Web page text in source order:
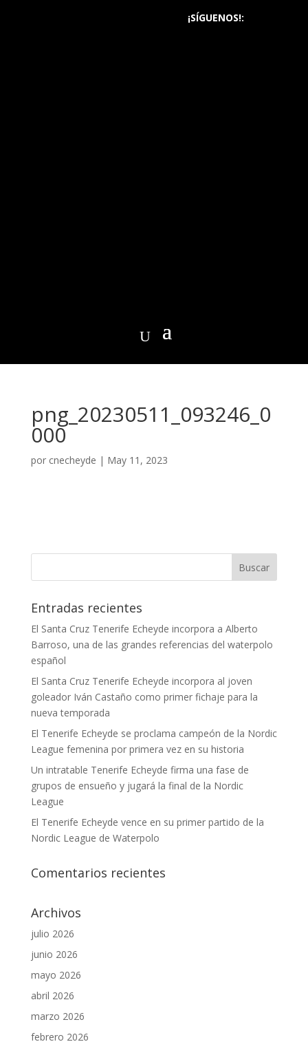
¡SÍGUENOS!:
png_20230511_093246_0
000
por cnecheyde | May 11, 2023
Entradas recientes
El Santa Cruz Tenerife Echeyde incorpora a Alberto
Barroso, una de las grandes referencias del waterpolo
español
El Santa Cruz Tenerife Echeyde incorpora al joven
goleador Iván Castaño como primer fichaje para la
nueva temporada
El Tenerife Echeyde se proclama campeón de la Nordic
League femenina por primera vez en su historia
Un intratable Tenerife Echeyde firma una fase de
grupos de ensueño y jugará la final de la Nordic
League
El Tenerife Echeyde vence en su primer partido de la
Nordic League de Waterpolo
Comentarios recientes
Archivos
julio 2026
junio 2026
mayo 2026
abril 2026
marzo 2026
febrero 2026